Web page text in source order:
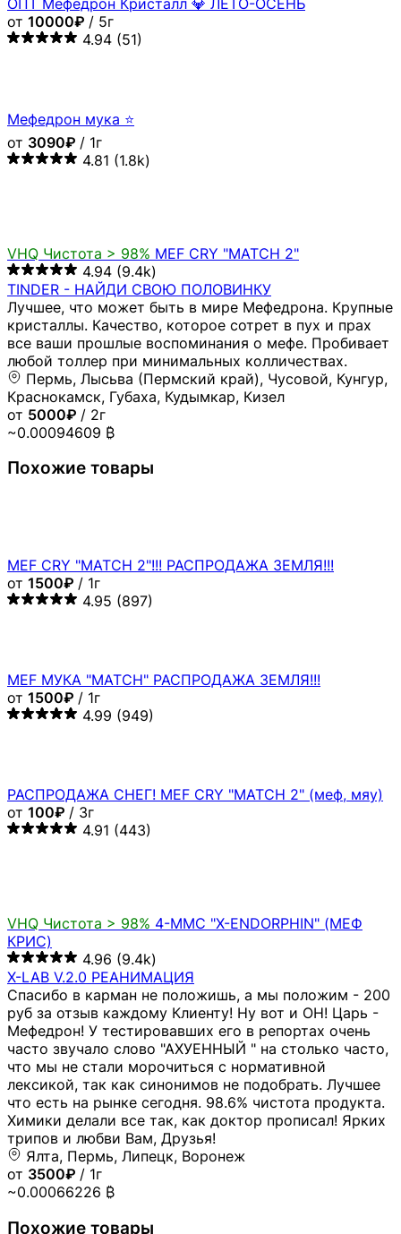
от 10000₽ / 5г
4.94 (51)
Мефедрон мука ⭐
от 3090₽ / 1г
4.81 (1.8k)
VHQ Чистота > 98% MEF CRY "MATCH 2"
4.94 (9.4k)
TINDER - НАЙДИ СВОЮ ПОЛОВИНКУ
Лучшее, что может быть в мире Мефедрона. Крупные
кристаллы. Качество, которое сотрет в пух и прах
все ваши прошлые воспоминания о мефе. Пробивает
любой толлер при минимальных колличествах.
Пермь, Лысьва (Пермский край), Чусовой, Кунгур,
Краснокамск, Губаха, Кудымкар, Кизел
от 5000₽ / 2г
~0.00094609 ₿
Похожие товары
MEF CRY "MATCH 2"!!! РАСПРОДАЖА ЗЕМЛЯ!!!
от 1500₽ / 1г
4.95 (897)
MEF МУКА "MATCH" РАСПРОДАЖА ЗЕМЛЯ!!!
от 1500₽ / 1г
4.99 (949)
РАСПРОДАЖА СНЕГ! MEF CRY "MATCH 2" (меф, мяу)
от 100₽ / 3г
4.91 (443)
VHQ Чистота > 98% 4-MMC "X-ENDORPHIN" (МЕФ
КРИС)
4.96 (9.4k)
X-LAB V.2.0 РЕАНИМАЦИЯ
Спасибо в карман не положишь, а мы положим - 200
руб за отзыв каждому Клиенту! Ну вот и ОН! Царь -
Мефедрон! У тестировавших его в репортах очень
часто звучало слово "АХУЕННЫЙ " на столько часто,
что мы не стали морочиться с нормативной
лексикой, так как синонимов не подобрать. Лучшее
что есть на рынке сегодня. 98.6% чистота продукта.
Химики делали все так, как доктор прописал! Ярких
трипов и любви Вам, Друзья!
Ялта, Пермь, Липецк, Воронеж
от 3500₽ / 1г
~0.00066226 ₿
Похожие товары